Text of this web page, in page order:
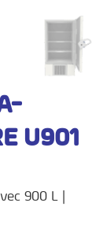
U901
900 L |